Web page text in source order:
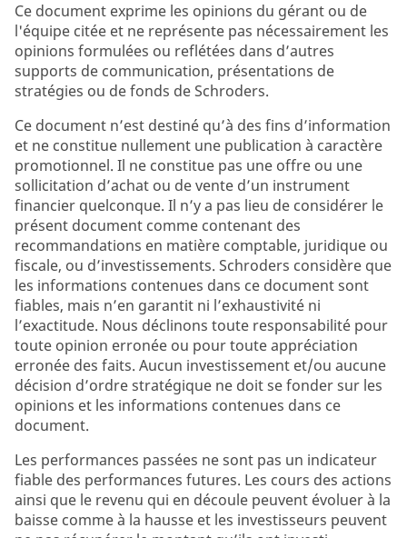
Ce document exprime les opinions du gérant ou de
l'équipe citée et ne représente pas nécessairement les
opinions formulées ou reflétées dans d’autres
supports de communication, présentations de
stratégies ou de fonds de Schroders.
Ce document n’est destiné qu’à des fins d’information
et ne constitue nullement une publication à caractère
promotionnel. Il ne constitue pas une offre ou une
sollicitation d’achat ou de vente d’un instrument
financier quelconque. Il n’y a pas lieu de considérer le
présent document comme contenant des
recommandations en matière comptable, juridique ou
fiscale, ou d’investissements. Schroders considère que
les informations contenues dans ce document sont
fiables, mais n’en garantit ni l’exhaustivité ni
l’exactitude. Nous déclinons toute responsabilité pour
toute opinion erronée ou pour toute appréciation
erronée des faits. Aucun investissement et/ou aucune
décision d’ordre stratégique ne doit se fonder sur les
opinions et les informations contenues dans ce
document.
Les performances passées ne sont pas un indicateur
fiable des performances futures. Les cours des actions
ainsi que le revenu qui en découle peuvent évoluer à la
baisse comme à la hausse et les investisseurs peuvent